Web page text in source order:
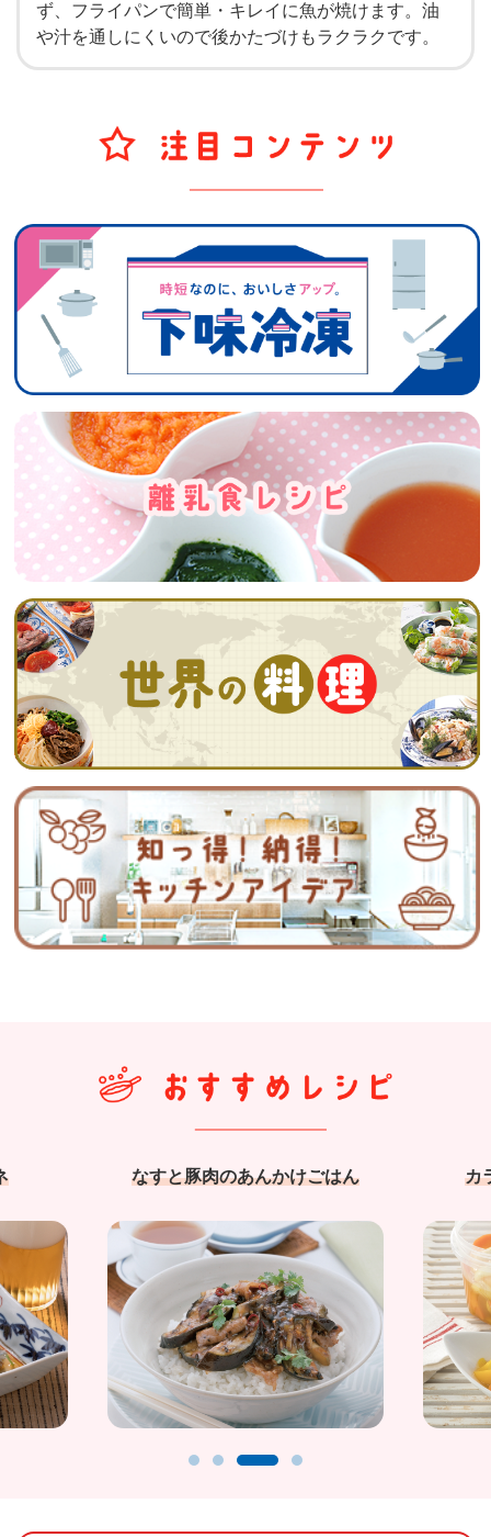
ず、フライパンで簡単・キレイに魚が焼けます。油
や汁を通しにくいので後かたづけもラクラクです。
なすと豚肉のあんかけごはん カ